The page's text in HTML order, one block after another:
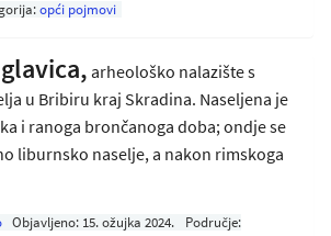
opći pojmovi
arheološko nalazište s
u Bribiru kraj Skradina. Naseljena je
i ranoga brončanoga doba; ondje se
liburnsko naselje, a nakon rimskoga
Objavljeno: 15. ožujka 2024.
Područje: